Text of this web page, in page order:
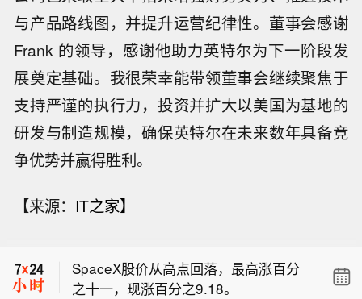
与产品路线图，并提升运营纪律性。董事会感谢
Frank 的领导，感谢他助力英特尔为下一阶段发
展奠定基础。我很荣幸能带领董事会继续聚焦于
支持严谨的执行力，投资并扩大以美国为基地的
研发与制造规模，确保英特尔在未来数年具备竞
争优势并赢得胜利。
【来源： IT之家】
美国陆军：将向私营企业开放五处军事
试验场。
SpaceX股价从高点回落，最高涨百分
之十一，现涨百分之9.18。
“新大门”。
SpaceX股价从高点回落，最高涨百分
之十一，现涨百分之9.18。